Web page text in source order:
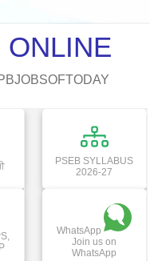
ONLINE
PSEB SYLLABUS
2026-27
WhatsApp
Join us on
WhatsApp